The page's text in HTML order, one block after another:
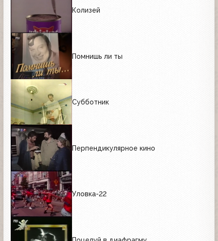
Колизей
Помнишь ли ты
Субботник
Перпендикулярное кино
Уловка-22